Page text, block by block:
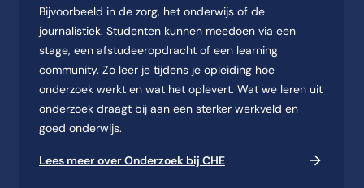
Bijvoorbeeld in de zorg, het onderwijs of de
journalistiek. Studenten kunnen meedoen via een
stage, een afstudeeropdracht of een learning
community. Zo leer je tijdens je opleiding hoe
onderzoek werkt en wat het oplevert. Wat we leren uit
onderzoek draagt bij aan een sterker werkveld en
goed onderwijs.
Lees meer over Onderzoek bij CHE